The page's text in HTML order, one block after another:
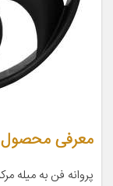
معرفی محصول
پروانه فن به میله